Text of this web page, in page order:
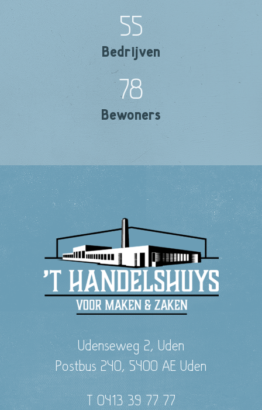
55
Bedrijven
78
Bewoners
Udenseweg 2, Uden
Postbus 240, 5400 AE Uden
T 0413 39 77 77